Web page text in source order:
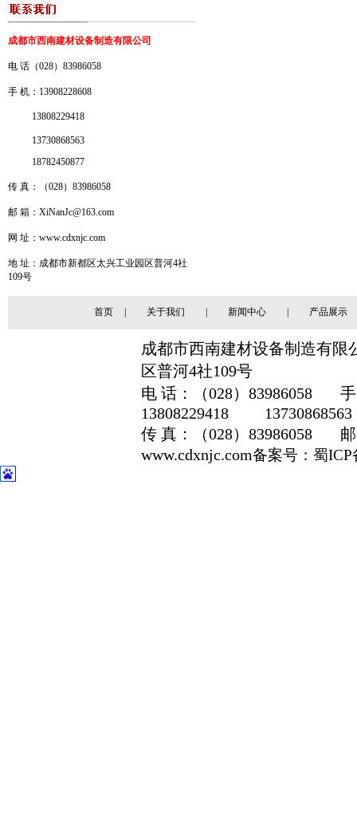
成都市西南建材设备制造有限公司
电 话（028）83986058
手 机：13908228608
13808229418
13730868563
18782450877
传 真：（028）83986058
邮 箱： XiNanJc@163.com
网 址： www.cdxnjc.com
地 址：成都市新都区太兴工业园区普河4社
109号
首页 关于我们 新闻中心 产品展示
成都市西南建材设备制造有
区普河4社109号
电 话：（028）83986058
13808229418 13730868563
传 真：（028）83986058
www.cdxnjc.com备案号： 蜀ICP